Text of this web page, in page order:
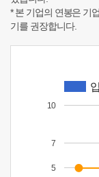
* 본 기업의 연봉은 기
기를 권장합니다.
5
7
10